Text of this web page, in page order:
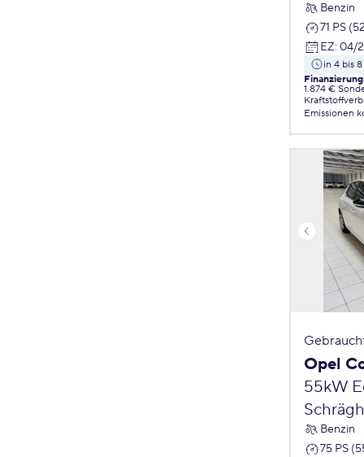
Benzin
71 PS
EZ: 04/
in 4 bis
1.874 €
Emissionen
Opel
55kW
Benzin
75 PS